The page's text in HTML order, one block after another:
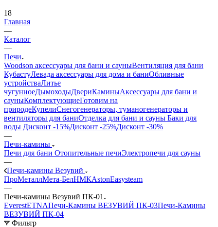
18
Главная
—
Каталог
—
Печи
Woodson аксессуары для бани и сауныВентиляция для бани
КубастуЛевада аксессуары для дома и баниОбливные
устройстваЛитье
чугунноеДымоходыДвериКаминыАксессуары для бани и
сауныКомплектующиеГотовим на
природеКупелиСнегогенераторы, туманогенераторы и
вентиляторы для баниОтделка для бани и сауны Баки для
воды Дисконт -15%Дисконт -25%Дисконт -30%
—
Печи-камины
Печи для бани Отопительные печиЭлектропечи для сауны
—
Печи-камины Везувий
ПроМеталлМета-БелНМКAstonEasysteam
—
Печи-камины Везувий ПК-01
EverestETNAПечи-Камины ВЕЗУВИЙ ПК-03Печи-Камины
ВЕЗУВИЙ ПК-04
Фильтр